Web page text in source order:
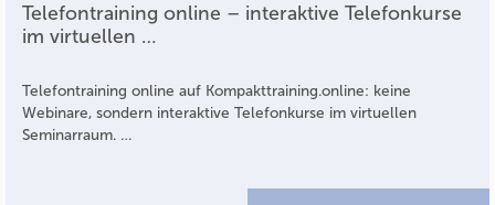
Telefontraining online – interaktive Telefonkurse
im virtuellen …
Telefontraining online auf Kompakttraining.online: keine
Webinare, sondern interaktive Telefonkurse im virtuellen
Seminarraum. …